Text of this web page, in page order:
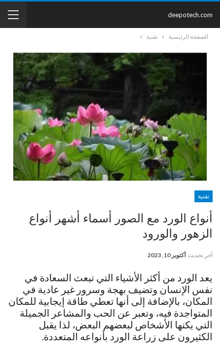
deepotech.com
الصفحة الرئيسية تقنية
تقنية
أنواع الورد مع الصور أسماء أشهر أنواع
الزهور والورود
آخر تحديث أكتوبر 10, 2023
يعد الورد من أكثر الأشياء التي تبعث السعادة في
نفس الإنسان وتضيف بهجة وسرور غير عادية في
المكان، بالإضافة إلى أنها تعطي طاقة إيجابية للمكان
المتواجدة فيه، وتعبر عن الحب والمشاعر الجميلة
التي يكنها الأشخاص لبعضهم البعض، لذا يقبل
الكثيرون على زراعة الورد بأنواعه المتعددة.